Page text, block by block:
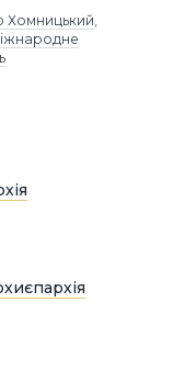
Хомницький,